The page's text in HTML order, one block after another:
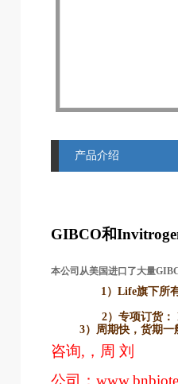
产品介绍
GIBCO和
本公司从美国进口了大量
1）Life旗下所
2） 专项订货：
3） 周期快，货期一
咨询,，周 刘
公司：